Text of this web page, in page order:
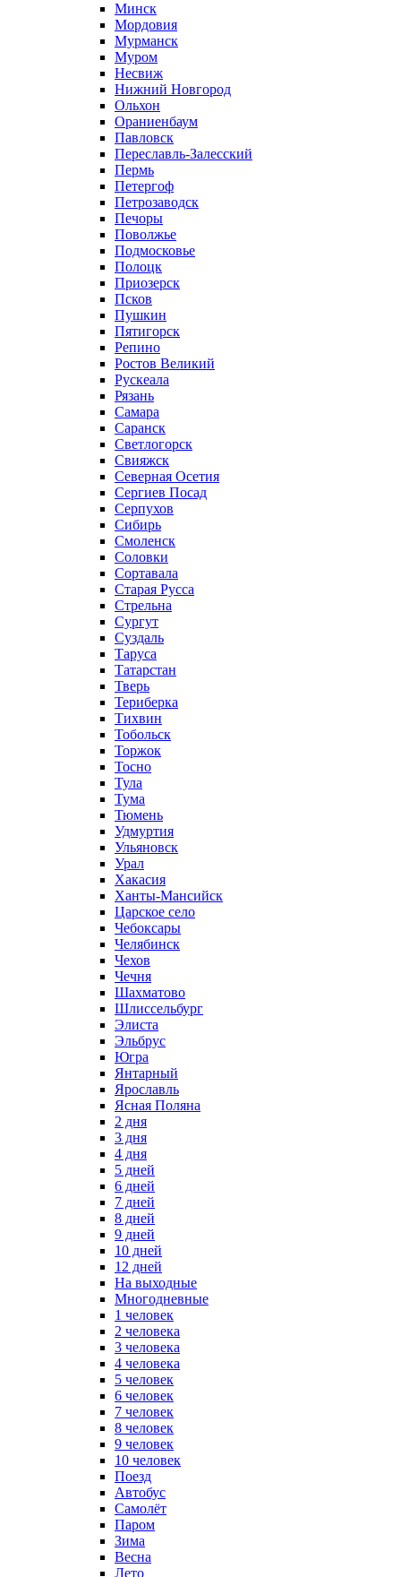
Минск
Мордовия
Мурманск
Муром
Несвиж
Нижний Новгород
Ольхон
Ораниенбаум
Павловск
Переславль-Залесский
Пермь
Петергоф
Петрозаводск
Печоры
Поволжье
Подмосковье
Полоцк
Приозерск
Псков
Пушкин
Пятигорск
Репино
Ростов Великий
Рускеала
Рязань
Самара
Саранск
Светлогорск
Свияжск
Северная Осетия
Сергиев Посад
Серпухов
Сибирь
Смоленск
Соловки
Сортавала
Старая Русса
Стрельна
Сургут
Суздаль
Таруса
Татарстан
Тверь
Териберка
Тихвин
Тобольск
Торжок
Тосно
Тула
Тума
Тюмень
Удмуртия
Ульяновск
Урал
Хакасия
Ханты-Мансийск
Царское село
Чебоксары
Челябинск
Чехов
Чечня
Шахматово
Шлиссельбург
Элиста
Эльбрус
Югра
Янтарный
Ярославль
Ясная Поляна
2 дня
3 дня
4 дня
5 дней
6 дней
7 дней
8 дней
9 дней
10 дней
12 дней
На выходные
Многодневные
1 человек
2 человека
3 человека
4 человека
5 человек
6 человек
7 человек
8 человек
9 человек
10 человек
Поезд
Автобус
Самолёт
Паром
Зима
Весна
Лето